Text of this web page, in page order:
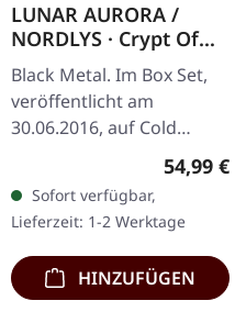
LUNAR AURORA /
NORDLYS · Crypt Of
Postmortem | BLACK
3LP BOX SET
Black Metal. Im Box Set,
veröffentlicht am
30.06.2016, auf Cold
Dimensions. Schweres
Limitiert auf 250
Exemplare. Letzte…
54,99 €
Sofort verfügbar,
Lieferzeit: 1-2 Werktage
HINZUFÜGEN